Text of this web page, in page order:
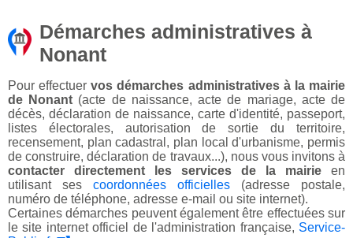
Démarches administratives à
Nonant
Pour effectuervos démarches administratives à la mairie
de Nonant (acte de naissance, acte de mariage, acte de
décès, déclaration de naissance, carte d'identité, passeport,
listes électorales, autorisation de sortie du territoire,
recensement, plan cadastral, plan local d'urbanisme, permis
de construire, déclaration de travaux...), nous vous invitons à
contacter directement les services de la mairie en
utilisant ses coordonnées officielles (adresse postale,
numéro de téléphone, adresse e-mail ou site internet).
Certaines démarches peuvent également être effectuées sur
le site internet officiel de l'administration française, Service-